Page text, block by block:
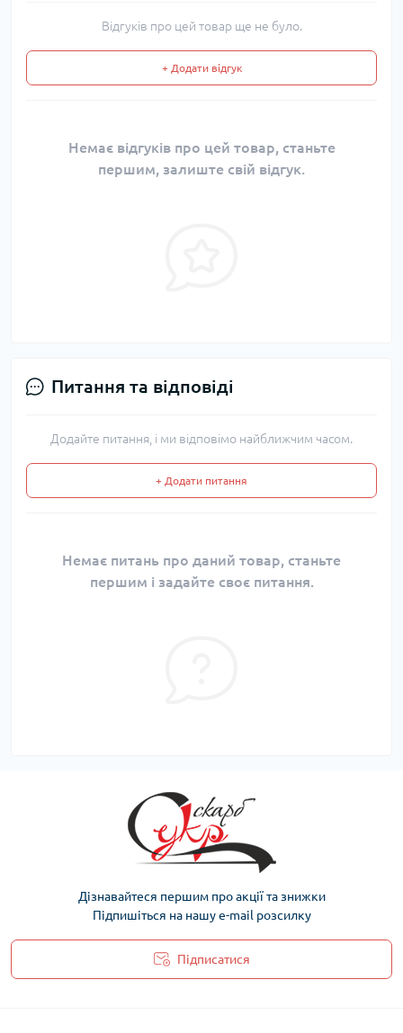
Відгуків про цей товар ще не було.
+ Додати відгук
Немає відгуків про цей товар, станьте
першим, залиште свій відгук.
Питання та відповіді
Додайте питання, і ми відповімо найближчим часом.
+ Додати питання
Немає питань про даний товар, станьте
першим і задайте своє питання.
Дізнавайтеся першим про акції та знижки
Підпишіться на нашу e-mail розсилку
Підписатися